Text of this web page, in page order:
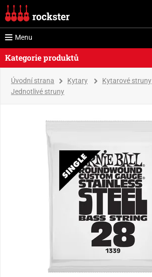
Menu
Kategorie produktů
Úvodní strana Kytary
Kytarové struny
Jednotlivé struny